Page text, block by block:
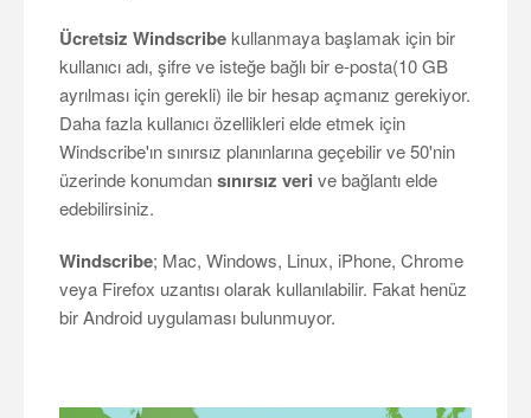
Ücretsiz Windscribe kullanmaya başlamak için bir
kullanıcı adı, şifre ve isteğe bağlı bir e-posta(10 GB
ayrılması için gerekli) ile bir hesap açmanız gerekiyor.
Daha fazla kullanıcı özellikleri elde etmek için
Windscribe'ın sınırsız planınlarına geçebilir ve 50'nin
üzerinde konumdansınırsız veri ve bağlantı elde
edebilirsiniz.
Windscribe; Mac, Windows, Linux, iPhone, Chrome
veya Firefox uzantısı olarak kullanılabilir. Fakat henüz
bir Android uygulaması bulunmuyor.